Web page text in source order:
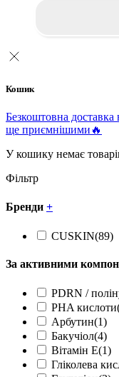
Кошик
Безкоштовна
ще приємнішими🔥
У кошику немає
Фільтр
Бренди +
CUSKIN(89)
За активними
PDRN /
PHA кислоти
Арбутин(1)
Бакучіол(4)
Вітамін Е(1)
Гліколева